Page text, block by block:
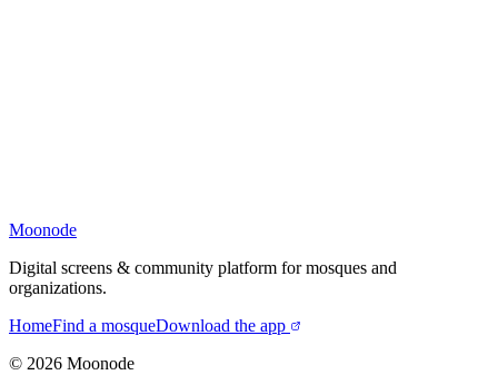
Moonode
Digital screens & community platform for mosques and
organizations.
HomeFind a mosqueDownload the app
© 2026 Moonode